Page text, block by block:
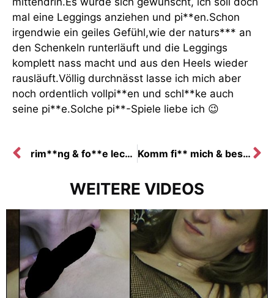
mal eine Leggings anziehen und pi**en.Schon
irgendwie ein geiles Gefühl,wie der naturs*** an
den Schenkeln runterläuft und die Leggings
komplett nass macht und aus den Heels wieder
rausläuft.Völlig durchnässt lasse ich mich aber
noch ordentlich vollpi**en und schl**ke auch
seine pi**e.Solche pi**-Spiele liebe ich 😉
rim**ng & fo**e lec*en Komm fi** mich & bes**gS mir hart!Cum***t
WEITERE VIDEOS